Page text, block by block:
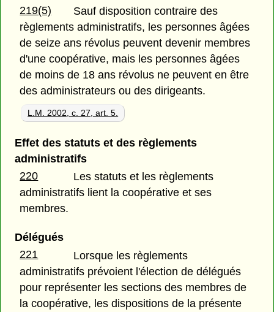
219(5)
Sauf disposition contraire des
règlements administratifs, les personnes âgées
de seize ans révolus peuvent devenir membres
d'une coopérative, mais les personnes âgées
de moins de 18 ans révolus ne peuvent en être
des administrateurs ou des dirigeants.
L.M. 2002, c. 27, art. 5.
Effet des statuts et des règlements
administratifs
220
Les statuts et les règlements
administratifs lient la coopérative et ses
membres.
Délégués
221
Lorsque les règlements
administratifs prévoient l'élection de délégués
pour représenter les sections des membres de
la coopérative, les dispositions de la présente